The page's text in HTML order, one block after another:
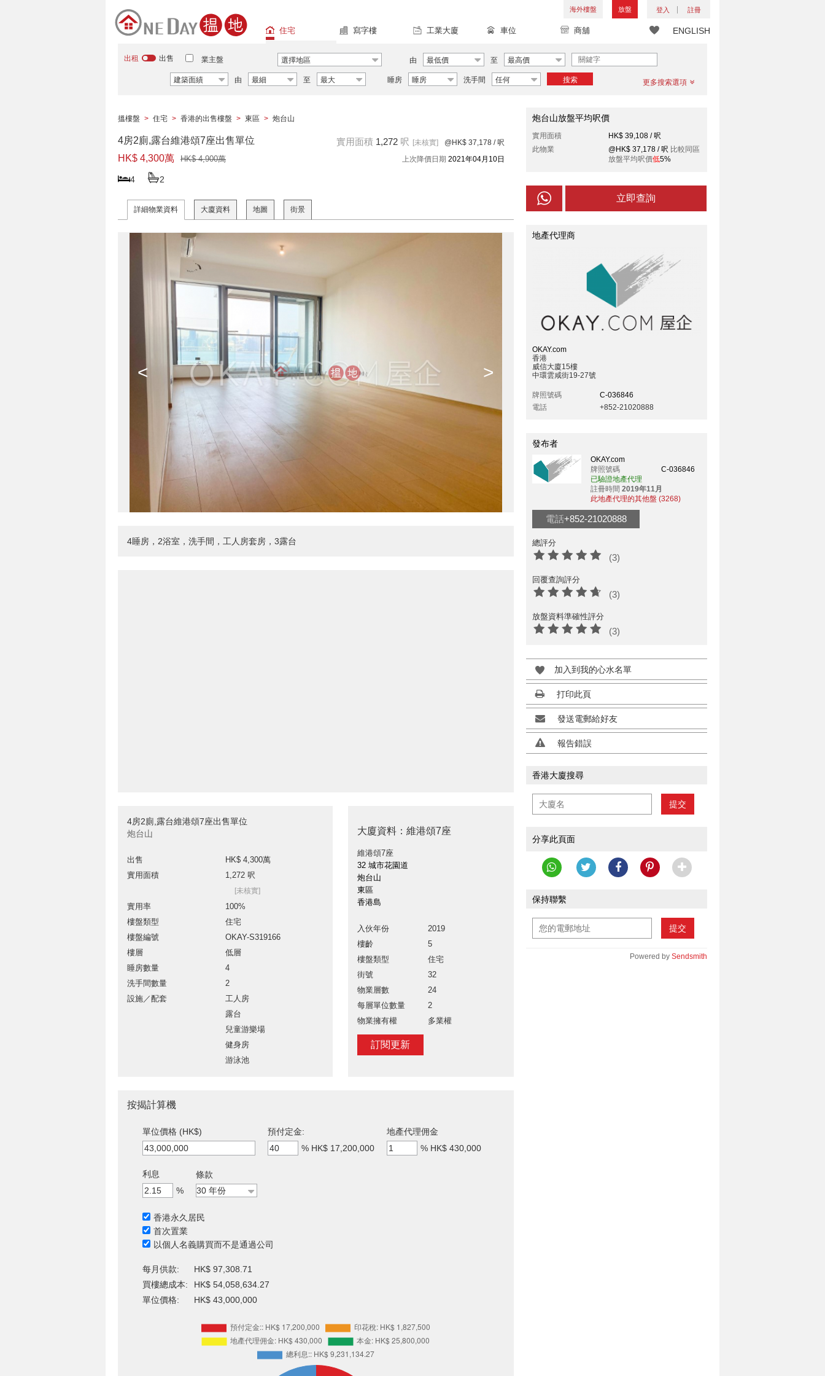
海外樓盤 放盤 登入 註冊
ENGLISH
住宅 寫字樓 工業大廈 車位 商舖
出租 出售 業主盤 選擇地區 由 最低價 至 最高價
建築面績 由 最細 至 最大 睡房 睡房 洗手間 任何 搜索 更多搜索選項
搵樓盤 > 住宅 > 香港的出售樓盤 > 東區 > 炮台山
4房2廁,露台維港頌7座出售單位
HK$ 4,300萬
HK$ 4,900萬
4 2
實用面積 1,272 呎 [未核實] @HK$ 37,178 / 呎
上次降價日期 2021年04月10日
詳細物業資料 大廈資料 地圖 街景
< >
4睡房，2浴室，洗手間，工人房套房，3露台
4房2廁,露台維港頌7座出售單位
炮台山
出售
HK$ 4,300萬
實用面積
1,272 呎
[未核實]
實用率
100%
樓盤類型
住宅
樓盤編號
OKAY-S319166
樓層
低層
睡房數量
4
洗手間數量
2
設施／配套
工人房
露台
兒童游樂場
健身房
游泳池
大廈資料：維港頌7座
維港頌7座
32 城市花園道
炮台山
東區
香港島
入伙年份
2019
樓齡
5
樓盤類型
住宅
街號
32
物業層數
24
每層單位數量
2
物業擁有權
多業權
訂閱更新
炮台山放盤平均呎價
實用面積
HK$ 39,108 / 呎
此物業
@HK$ 37,178 / 呎 比較同區
放盤平均呎價低5%
立即查詢
地產代理商
OKAY.com
香港
威信大廈15樓
中環雲咸街19-27號
牌照號碼
C-036846
電話
+852-21020888
發布者
OKAY.com
牌照號碼
C-036846
已驗證地產代理
註冊時間 2019年11月
此地產代理的其他盤 (3268)
電話+852-21020888
總評分
(3)
回覆查詢評分
(3)
放盤資料準確性評分
(3)
加入到我的心水名單
打印此頁
發送電郵給好友
報告錯誤
香港大廈搜尋
提交
分享此頁面
保持聯繫
提交
Powered by Sendsmith
按揭計算機
單位價格 (HK$)
預付定金:
% HK$ 17,200,000
地產代理佣金
% HK$ 430,000
利息
%
條款
香港永久居民
首次置業
以個人名義購買而不是通過公司
每月供款:
HK$ 97,308.71
買樓總成本:
HK$ 54,058,634.27
單位價格:
HK$ 43,000,000